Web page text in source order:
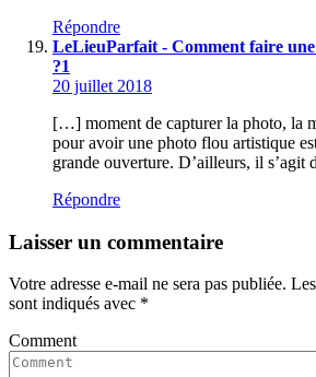
Répondre
LeLieuParfait - Comment faire
?1
20 juillet 2018
[…] moment de capturer la photo, la
pour avoir une photo flou artistique
grande ouverture. D’ailleurs, il
Répondre
Laisser un commentaire
Votre adresse e-mail ne sera pas publiée.
sont indiqués avec *
Comment